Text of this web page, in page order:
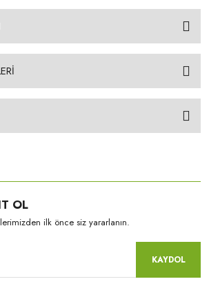
OL
ilk önce siz yararlanın.
KAYDOL